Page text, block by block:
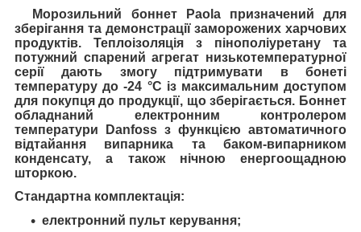
Морозильний боннет Paolaпризначений для
зберігання та демонстрації заморожених харчових
продуктів. Теплоізоляція з пінополіуретану та
потужний спарений агрегат низькотемпературної
серії дають змогу підтримувати в бонеті
температуру до -24 °C із максимальним доступом
для покупця до продукції, що зберігається. Боннет
обладнаний електронним контролером
температури Danfoss з функцією автоматичного
відтайання випарника та баком-випарником
конденсату, а також нічною енергоощадною
шторкою.
Стандартна комплектація:
електронний пульт керування;